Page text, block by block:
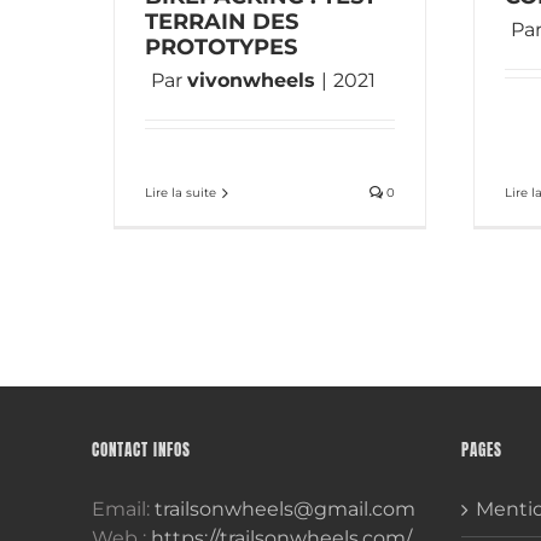
TERRAIN DES
PROTOTYPES
Parvivonwheels | 2021
Lire la suite 0 Lire
CONTACT INFOS
Email:trailsonwheels@gmail.com
PAGES